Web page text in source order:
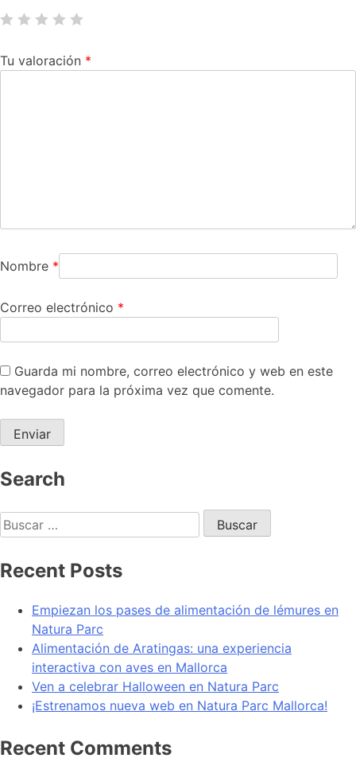
Tu valoración *
Nombre *
Correo electrónico *
Guarda mi nombre, correo electrónico y web en este
navegador para la próxima vez que comente.
Search
Recent Posts
Empiezan los pases de alimentación de lémures en
Natura Parc
Alimentación de Aratingas: una experiencia
interactiva con aves en Mallorca
Ven a celebrar Halloween en Natura Parc
¡Estrenamos nueva web en Natura Parc Mallorca!
Recent Comments